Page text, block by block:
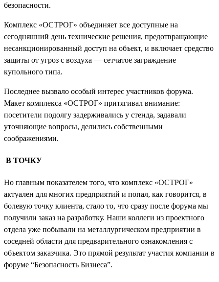
безопасности.
Комплекс «ОСТРОГ» объединяет все доступные на
сегодняшний день технические решения, предотвращающие
несанкционированный доступ на объект, и включает средство
защиты от угроз с воздуха — сетчатое заграждение
купольного типа.
Последнее вызвало особый интерес участников форума.
Макет комплекса «ОСТРОГ» притягивал внимание:
посетители подолгу задерживались у стенда, задавали
уточняющие вопросы, делились собственными
соображениями.
В ТОЧКУ
Но главным показателем того, что комплекс «ОСТРОГ»
актуален для многих предприятий и попал, как говорится, в
болевую точку клиента, стало то, что сразу после форума мы
получили заказ на разработку. Наши коллеги из проектного
отдела уже побывали на металлургическом предприятии в
соседней области для предварительного ознакомления с
объектом заказчика. Это прямой результат участия компании в
форуме “Безопасность Бизнеса”.